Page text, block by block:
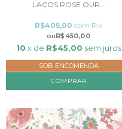
LAÇOS ROSE OUR...
R$450,00
R$405,00 com Pix
10 x de R$45,00 sem juros
SOB ENCOMENDA
COMPRAR